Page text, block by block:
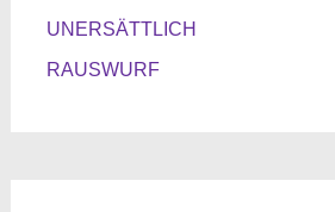
UNERSÄTTLICH
RAUSWURF